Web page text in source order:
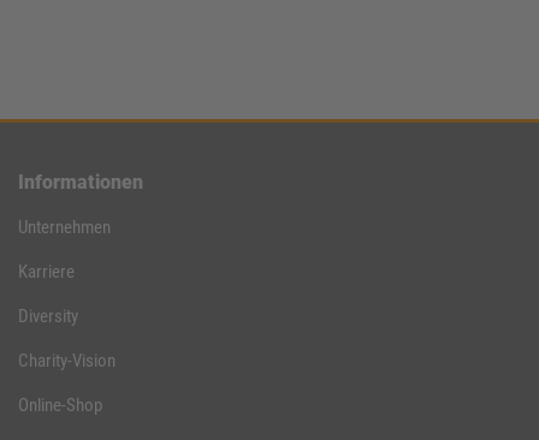
Informationen
Unternehmen
Karriere
Diversity
Charity-Vision
Online-Shop